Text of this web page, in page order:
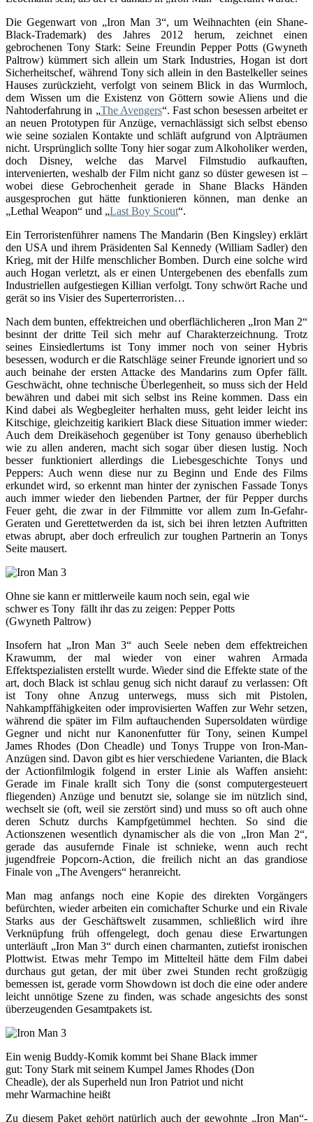
Die Gegenwart von „Iron Man 3“, um Weihnachten (ein Shane-
Black-Trademark) des Jahres 2012 herum, zeichnet einen
gebrochenen Tony Stark: Seine Freundin Pepper Potts (Gwyneth
Paltrow) kümmert sich allein um Stark Industries, Hogan ist dort
Sicherheitschef, während Tony sich allein in den Bastelkeller seines
Hauses zurückzieht, verfolgt von seinem Blick in das Wurmloch,
dem Wissen um die Existenz von Göttern sowie Aliens und die
Nahtoderfahrung in „The Avengers“. Fast schon besessen arbeitet er
an neuen Prototypen für Anzüge, vernachlässigt sich selbst ebenso
wie seine sozialen Kontakte und schläft aufgrund von Alpträumen
nicht. Ursprünglich sollte Tony hier sogar zum Alkoholiker werden,
doch Disney, welche das Marvel Filmstudio aufkauften,
intervenierten, weshalb der Film nicht ganz so düster gewesen ist –
wobei diese Gebrochenheit gerade in Shane Blacks Händen
ausgesprochen gut hätte funktionieren können, man denke an
„Lethal Weapon“ und „Last Boy Scout“.
Ein Terroristenführer namens The Mandarin (Ben Kingsley) erklärt
den USA und ihrem Präsidenten Sal Kennedy (William Sadler) den
Krieg, mit der Hilfe menschlicher Bomben. Durch eine solche wird
auch Hogan verletzt, als er einen Untergebenen des ebenfalls zum
Industriellen aufgestiegen Killian verfolgt. Tony schwört Rache und
gerät so ins Visier des Superterroristen…
Nach dem bunten, effektreichen und oberflächlicheren „Iron Man 2“
besinnt der dritte Teil sich mehr auf Charakterzeichnung. Trotz
seines Einsiedlertums ist Tony immer noch von seiner Hybris
besessen, wodurch er die Ratschläge seiner Freunde ignoriert und so
auch beinahe der ersten Attacke des Mandarins zum Opfer fällt.
Geschwächt, ohne technische Überlegenheit, so muss sich der Held
bewähren und dabei mit sich selbst ins Reine kommen. Dass ein
Kind dabei als Wegbegleiter herhalten muss, geht leider leicht ins
Kitschige, gleichzeitig karikiert Black diese Situation immer wieder:
Auch dem Dreikäsehoch gegenüber ist Tony genauso überheblich
wie zu allen anderen, macht sich sogar über diesen lustig. Noch
besser funktioniert allerdings die Liebesgeschichte Tonys und
Peppers: Auch wenn diese nur zu Beginn und Ende des Films
erkundet wird, so erkennt man hinter der zynischen Fassade Tonys
auch immer wieder den liebenden Partner, der für Pepper durchs
Feuer geht, die zwar in der Filmmitte vor allem zum In-Gefahr-
Geraten und Gerettetwerden da ist, sich bei ihren letzten Auftritten
etwas abrupt, aber doch erfreulich zur toughen Partnerin an Tonys
Seite mausert.
Ohne sie kann er mittlerweile kaum noch sein, egal wie
schwer es Tony fällt ihr das zu zeigen: Pepper Potts
(Gwyneth Paltrow)
Insofern hat „Iron Man 3“ auch Seele neben dem effektreichen
Krawumm, der mal wieder von einer wahren Armada
Effektspezialisten erstellt wurde. Wieder sind die Effekte state of the
art, doch Black ist schlau genug sich nicht darauf zu verlassen: Oft
ist Tony ohne Anzug unterwegs, muss sich mit Pistolen,
Nahkampffähigkeiten oder improvisierten Waffen zur Wehr setzen,
während die später im Film auftauchenden Supersoldaten würdige
Gegner und nicht nur Kanonenfutter für Tony, seinen Kumpel
James Rhodes (Don Cheadle) und Tonys Truppe von Iron-Man-
Anzügen sind. Davon gibt es hier verschiedene Varianten, die Black
der Actionfilmlogik folgend in erster Linie als Waffen ansieht:
Gerade im Finale krallt sich Tony die (sonst computergesteuert
fliegenden) Anzüge und benutzt sie, solange sie im nützlich sind,
wechselt sie (oft, weil sie zerstört sind) und muss so oft auch ohne
deren Schutz durchs Kampfgetümmel hechten. So sind die
Actionszenen wesentlich dynamischer als die von „Iron Man 2“,
gerade das ausufernde Finale ist schnieke, wenn auch recht
jugendfreie Popcorn-Action, die freilich nicht an das grandiose
Finale von „The Avengers“ heranreicht.
Man mag anfangs noch eine Kopie des direkten Vorgängers
befürchten, wieder arbeiten ein comichafter Schurke und ein Rivale
Starks aus der Geschäftswelt zusammen, schließlich wird ihre
Verknüpfung früh offengelegt, doch genau diese Erwartungen
unterläuft „Iron Man 3“ durch einen charmanten, zutiefst ironischen
Plottwist. Etwas mehr Tempo im Mittelteil hätte dem Film dabei
durchaus gut getan, der mit über zwei Stunden recht großzügig
bemessen ist, gerade vorm Showdown ist doch die eine oder andere
leicht unnötige Szene zu finden, was schade angesichts des sonst
überzeugenden Gesamtpakets ist.
Ein wenig Buddy-Komik kommt bei Shane Black immer
gut: Tony Stark mit seinem Kumpel James Rhodes (Don
Cheadle), der als Superheld nun Iron Patriot und nicht
mehr Warmachine heißt
Zu diesem Paket gehört natürlich auch der gewohnte „Iron Man“-